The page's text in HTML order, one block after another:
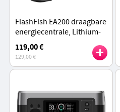
FlashFish EA200 draagbare
energiecentrale, Lithium-
ion 18650 batterij, 200W
pure sinusgolfuitgang
119,00 €
129,00 €